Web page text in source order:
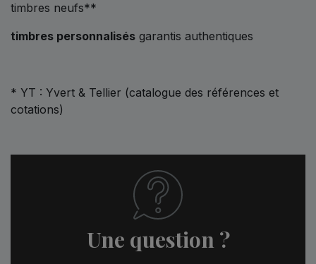
timbres neufs**
timbres personnalisés garantis authentiques
* YT : Yvert & Tellier (catalogue des références et
cotations)
Une question ?